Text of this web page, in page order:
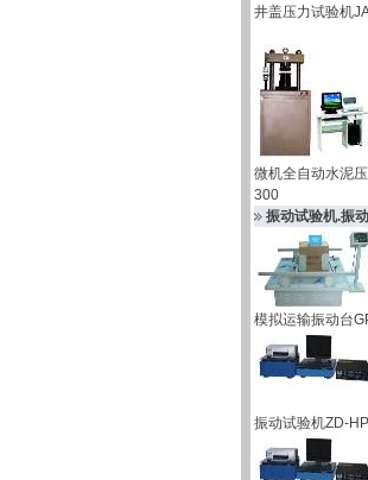
井盖压力试验机
微机全自动水泥
300
振动试验机.振
模拟运输振动台
振动试验机ZD-HP